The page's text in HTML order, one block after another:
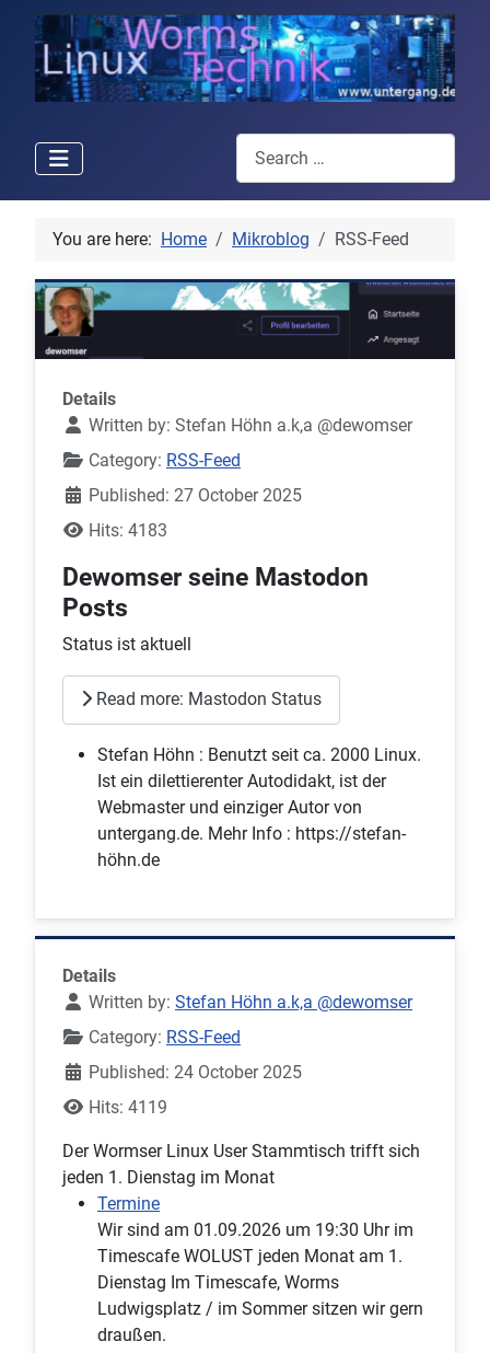
Search
You are here: Home Mikroblog RSS-Feed
Details
Written by: Stefan Höhn a.k,a @dewomser
Category: RSS-Feed
Published: 27 October 2025
Hits: 4183
Dewomser seine Mastodon
Posts
Status ist aktuell
Read more: Mastodon Status
Stefan Höhn : Benutzt seit ca. 2000 Linux.
Ist ein dilettierenter Autodidakt, ist der
Webmaster und einziger Autor von
untergang.de. Mehr Info : https://stefan-
höhn.de
Details
Written by: Stefan Höhn a.k,a @dewomser
Category: RSS-Feed
Published: 24 October 2025
Hits: 4119
Der Wormser Linux User Stammtisch trifft sich
jeden 1. Dienstag im Monat
Termine
Wir sind am 01.09.2026 um 19:30 Uhr im
Timescafe WOLUST jeden Monat am 1.
Dienstag Im Timescafe, Worms
Ludwigsplatz / im Sommer sitzen wir gern
draußen.